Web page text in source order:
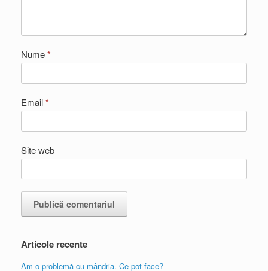
Nume*
Email*
Site web
Articole recente
Am o problemă cu mândria. Ce pot face?